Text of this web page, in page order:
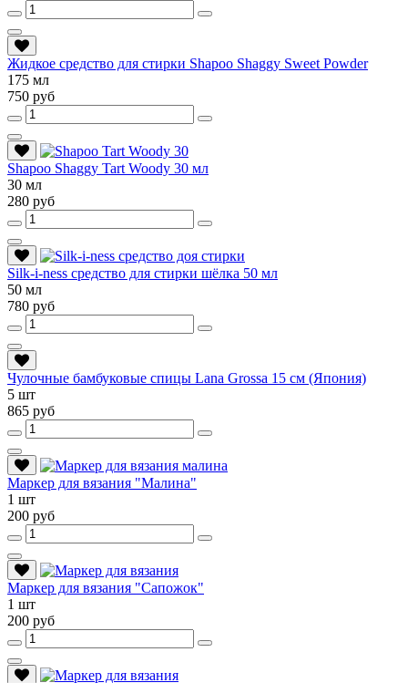
Жидкое средство для стирки Shapoo Shaggy Sweet Powder
175 мл
750 руб
Shapoo Shaggy Tart Woody 30 мл
30 мл
280 руб
Silk-i-ness средство для стирки шёлка 50 мл
50 мл
780 руб
Чулочные бамбуковые спицы Lana Grossa 15 см (Япония)
5 шт
865 руб
Маркер для вязания "Малина"
1 шт
200 руб
Маркер для вязания "Сапожок"
1 шт
200 руб